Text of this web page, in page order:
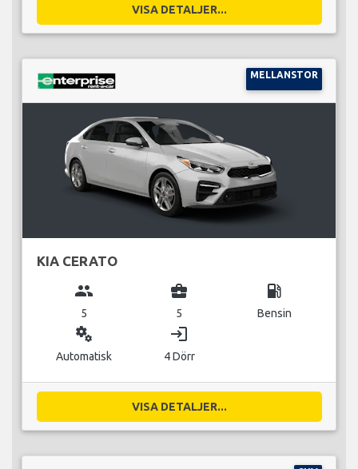
VISA DETALJER...
MELLANSTOR
KIA CERATO
group
5
business_center
5
local_gas_station
Bensin
miscellaneous_services
Automatisk
login
4 Dörr
VISA DETALJER...